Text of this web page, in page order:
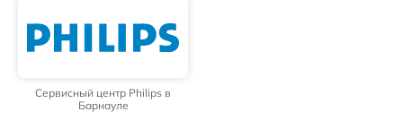
Сервисный центр Philips в
Барнауле